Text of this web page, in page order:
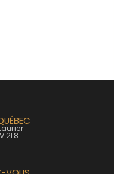
2L8